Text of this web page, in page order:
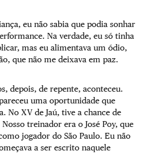
eu não sabia que podia sonhar
Na verdade, eu só tinha
mas eu alimentava um ódio,
que não me deixava em paz.
depois, de repente, aconteceu.
uma oportunidade que
No XV de Jaú, tive a chance de
treinador era o José Poy, que
jogador do São Paulo. Eu não
a ser escrito naquele